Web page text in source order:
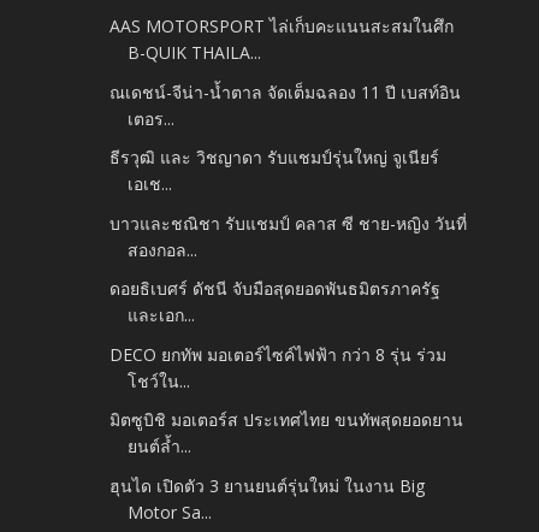
AAS MOTORSPORT ไล่เก็บคะแนนสะสมในศึก
B-QUIK THAILA...
ณเดชน์-จีน่า-น้ำตาล จัดเต็มฉลอง 11 ปี เบสท์อิน
เตอร...
ธีรวุฒิ และ วิชญาดา รับแชมป์รุ่นใหญ่ จูเนียร์
เอเช...
บาวและชณิชา รับแชมป์ คลาส ซี ชาย-หญิง วันที่
สองกอล...
ดอยธิเบศร์ ดัชนี จับมือสุดยอดพันธมิตรภาครัฐ
และเอก...
DECO ยกทัพ มอเตอร์ไซค์ไฟฟ้า กว่า 8 รุ่น ร่วม
โชว์ใน...
มิตซูบิชิ มอเตอร์ส ประเทศไทย ขนทัพสุดยอดยาน
ยนต์ล้ำ...
ฮุนได เปิดตัว 3 ยานยนต์รุ่นใหม่ ในงาน Big
Motor Sa...